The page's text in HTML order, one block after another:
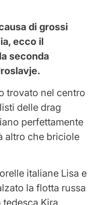
di grossi
ecco il
seconda
trovato nel centro
delle drag
perfettamente
altro che briciole
italiane Lisa e
la flotta russa
Kira